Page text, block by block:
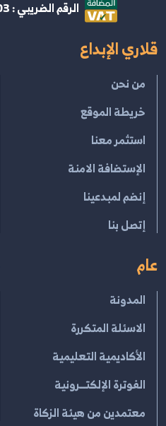
الرقم الضريبي : 301270962100003
قلاري الإبداع
من نحن
خريطة الموقع
استثمر معنا
الإستضافة الامنة
إنضم لمبدعينا
إتصل بنا
عام
المدونة
الاسئلة المتكررة
الأكاديمية التعليمية
الفوترة الإلكتــرونية
معتمدين من هيئة الزكاة